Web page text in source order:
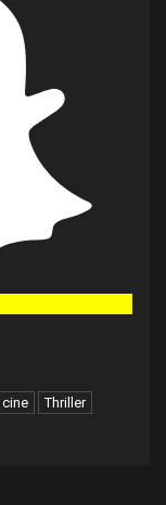
cine
Thriller